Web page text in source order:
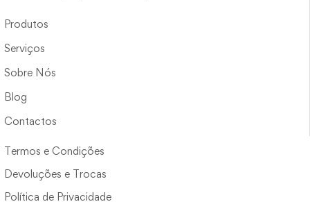
Produtos
Serviços
Sobre Nós
Blog
Contactos
Termos e Condições
Devoluções e Trocas
Política de Privacidade